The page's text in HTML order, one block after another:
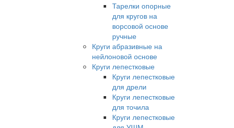
Тарелки опорные
для кругов на
ворсовой основе
ручные
Круги абразивные на
нейлоновой основе
Круги лепестковые
Круги лепестковые
для дрели
Круги лепестковые
для точила
Круги лепестковые